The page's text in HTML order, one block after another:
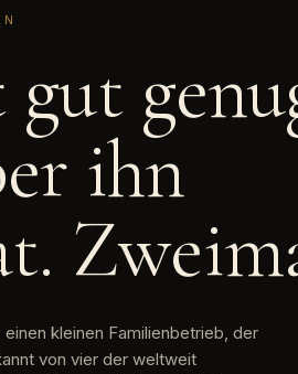
ihn
kleinen Familienbetrieb, der
von vier der weltweit